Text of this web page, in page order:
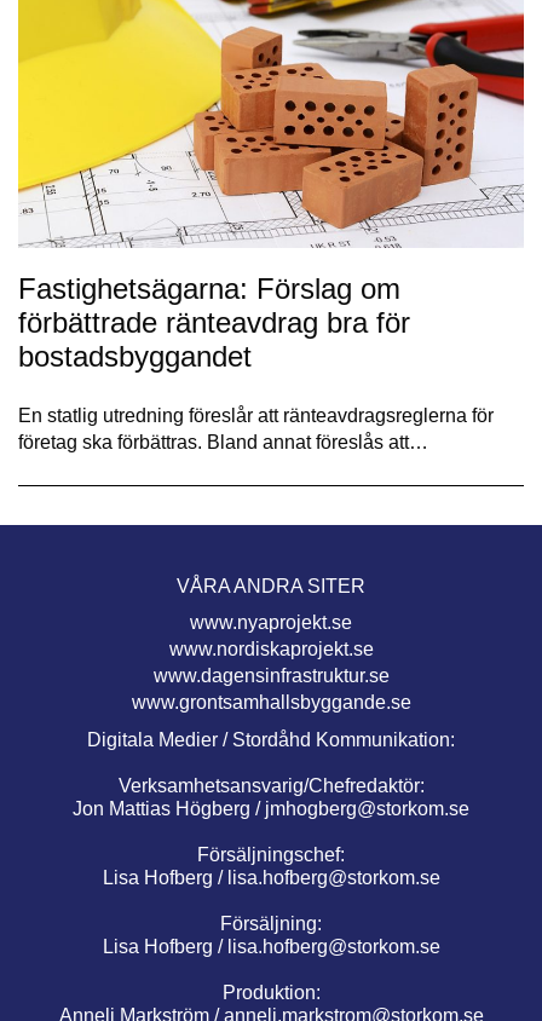
Fastighetsägarna: Förslag om
förbättrade ränteavdrag bra för
bostadsbyggandet
En statlig utredning föreslår att ränteavdragsreglerna för
företag ska förbättras. Bland annat föreslås att…
VÅRA ANDRA SITER
www.nyaprojekt.se
www.nordiskaprojekt.se
www.dagensinfrastruktur.se
www.grontsamhallsbyggande.se
Digitala Medier / Stordåhd Kommunikation:
Verksamhetsansvarig/Chefredaktör:
Jon Mattias Högberg / jmhogberg@storkom.se
Försäljningschef:
Lisa Hofberg / lisa.hofberg@storkom.se
Försäljning:
Lisa Hofberg / lisa.hofberg@storkom.se
Produktion:
Anneli Markström /anneli.markstrom@storkom.se